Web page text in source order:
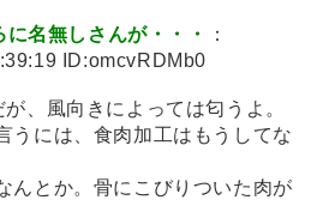
名無しさんが・・・
：
ID:omcvRDMb0
、風向きによっては匂うよ。
うには、食肉加工はもうしてな
んとか。骨にこびりついた肉が